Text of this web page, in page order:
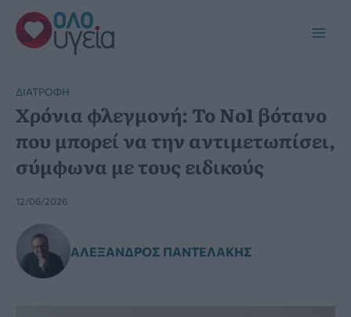
Μετάβαση
στο
περιεχόμενο
ΔΙΑΤΡΟΦΉ
Χρόνια φλεγμονή: Το Νο1 βότανο
που μπορεί να την αντιμετωπίσει,
σύμφωνα με τους ειδικούς
12/06/2026
ΑΛΈΞΑΝΔΡΟΣ ΠΑΝΤΕΛΆΚΗΣ